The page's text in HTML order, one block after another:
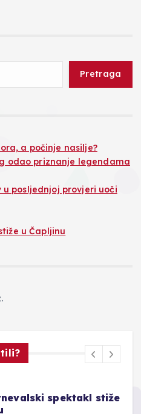
Pretraga
a počinje nasilje?
odao priznanje legendama
u posljednjoj provjeri uoči
u Čapljinu
spektakl stiže